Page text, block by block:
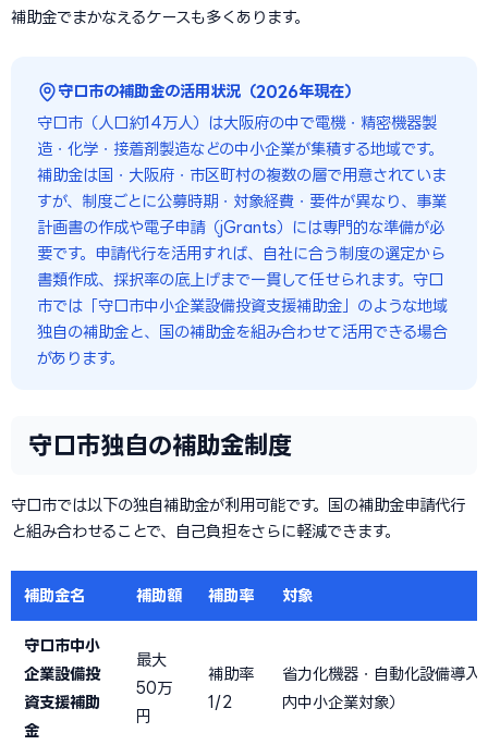
補助金でまかなえるケースも多くあります。
守口市の補助金の活用状況（2026年現在）
守口市（人口約14万人）は大阪府の中で電機・精密機器製
造・化学・接着剤製造などの中小企業が集積する地域です。
補助金は国・大阪府・市区町村の複数の層で用意されていま
すが、制度ごとに公募時期・対象経費・要件が異なり、事業
計画書の作成や電子申請（jGrants）には専門的な準備が必
要です。申請代行を活用すれば、自社に合う制度の選定から
書類作成、採択率の底上げまで一貫して任せられます。守口
市では「守口市中小企業設備投資支援補助金」のような地域
独自の補助金と、国の補助金を組み合わせて活用できる場合
があります。
守口市独自の補助金制度
守口市では以下の独自補助金が利用可能です。国の補助金申請代行
と組み合わせることで、自己負担をさらに軽減できます。
補助金名 補助額 補助率 対象
守口市中小
企業設備投
資支援補助
金
最大
50万
円
補助率
1/2
省力化機器・自動化設備導入
内中小企業対象）